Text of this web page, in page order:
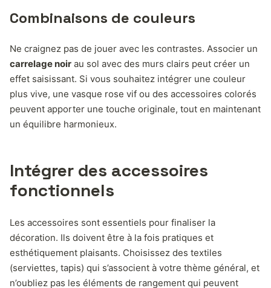
Combinaisons de couleurs
Ne craignez pas de jouer avec les contrastes. Associer un
carrelage noir au sol avec des murs clairs peut créer un
effet saisissant. Si vous souhaitez intégrer une couleur
plus vive, une vasque rose vif ou des accessoires colorés
peuvent apporter une touche originale, tout en maintenant
un équilibre harmonieux.
Intégrer des accessoires
fonctionnels
Les accessoires sont essentiels pour finaliser la
décoration. Ils doivent être à la fois pratiques et
esthétiquement plaisants. Choisissez des textiles
(serviettes, tapis) qui s’associent à votre thème général, et
n’oubliez pas les éléments de rangement qui peuvent